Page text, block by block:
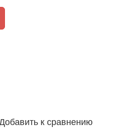
к сравнению